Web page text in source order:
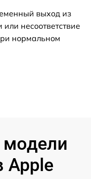
выход из
или несоответствие
нормальном
Apple